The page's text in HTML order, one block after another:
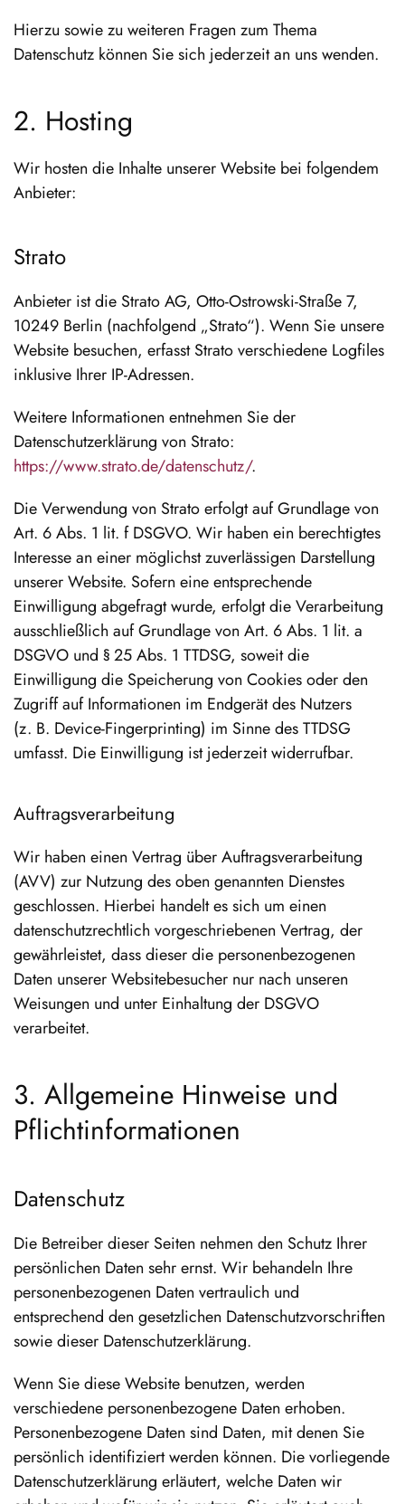
Hierzu sowie zu weiteren Fragen zum Thema
Datenschutz können Sie sich jederzeit an uns wenden.
2. Hosting
Wir hosten die Inhalte unserer Website bei folgendem
Anbieter:
Strato
Anbieter ist die Strato AG, Otto-Ostrowski-Straße 7,
10249 Berlin (nachfolgend „Strato“). Wenn Sie unsere
Website besuchen, erfasst Strato verschiedene Logfiles
inklusive Ihrer IP-Adressen.
Weitere Informationen entnehmen Sie der
Datenschutzerklärung von Strato:
https://www.strato.de/datenschutz/.
Die Verwendung von Strato erfolgt auf Grundlage von
Art. 6 Abs. 1 lit. f DSGVO. Wir haben ein berechtigtes
Interesse an einer möglichst zuverlässigen Darstellung
unserer Website. Sofern eine entsprechende
Einwilligung abgefragt wurde, erfolgt die Verarbeitung
ausschließlich auf Grundlage von Art. 6 Abs. 1 lit. a
DSGVO und § 25 Abs. 1 TTDSG, soweit die
Einwilligung die Speicherung von Cookies oder den
Zugriff auf Informationen im Endgerät des Nutzers
(z. B. Device-Fingerprinting) im Sinne des TTDSG
umfasst. Die Einwilligung ist jederzeit widerrufbar.
Auftragsverarbeitung
Wir haben einen Vertrag über Auftragsverarbeitung
(AVV) zur Nutzung des oben genannten Dienstes
geschlossen. Hierbei handelt es sich um einen
datenschutzrechtlich vorgeschriebenen Vertrag, der
gewährleistet, dass dieser die personenbezogenen
Daten unserer Websitebesucher nur nach unseren
Weisungen und unter Einhaltung der DSGVO
verarbeitet.
3. Allgemeine Hinweise und
Pflicht­informationen
Datenschutz
Die Betreiber dieser Seiten nehmen den Schutz Ihrer
persönlichen Daten sehr ernst. Wir behandeln Ihre
personenbezogenen Daten vertraulich und
entsprechend den gesetzlichen Datenschutzvorschriften
sowie dieser Datenschutzerklärung.
Wenn Sie diese Website benutzen, werden
verschiedene personenbezogene Daten erhoben.
Personenbezogene Daten sind Daten, mit denen Sie
persönlich identifiziert werden können. Die vorliegende
Datenschutzerklärung erläutert, welche Daten wir